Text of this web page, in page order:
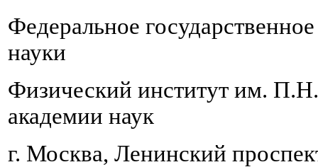
Федеральное
науки
Физический институт им.
академии наук
г. Москва, Ленинский